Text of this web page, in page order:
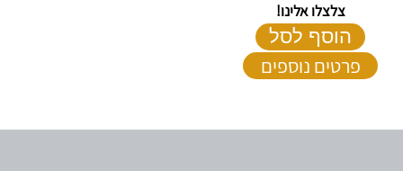
צלצלו אלינו!
הוסף לסל
פרטים נוספים